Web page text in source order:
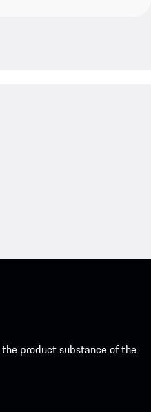
product substance of the